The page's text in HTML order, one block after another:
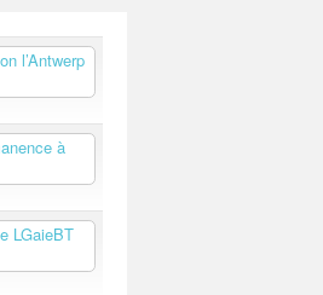
l’Antwerp
à
LGaieBT